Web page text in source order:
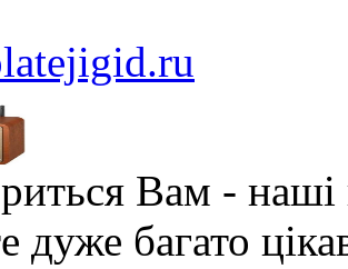
Вам - наші
дуже багато